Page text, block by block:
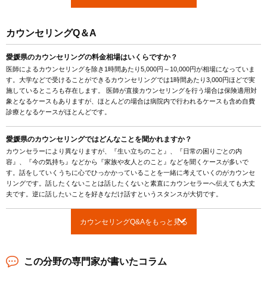
カウンセリングQ＆A
愛媛県のカウンセリングの料金相場はいくらですか？
医師によるカウンセリングを除き1時間あたり5,000円～10,000円が相場になっていま
す。大学などで受けることができるカウンセリングでは1時間あたり3,000円ほどで実
施しているところも存在します。 医師が直接カウンセリングを行う場合は保険適用対
象となるケースもありますが、ほとんどの場合は病院内で行われるケースも含め自費
診療となるケースがほとんどです。
愛媛県のカウンセリングではどんなことを聞かれますか？
カウンセラーにより異なりますが、『生い立ちのこと』、『日常の困りごとの内
容』、『今の気持ち』などから『家族や友人とのこと』などを聞くケースが多いで
す。話をしていくうちに心でひっかかっていることを一緒に考えていくのがカウンセ
リングです。話したくないことは話したくないと素直にカウンセラーへ伝えても大丈
夫です。逆に話したいことを好きなだけ話すというスタンスが大切です。
カウンセリングQ&Aをもっと見る
この分野の専門家が書いたコラム